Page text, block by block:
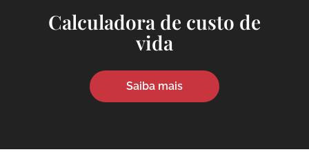
Calculadora de custo de
vida
Saiba mais